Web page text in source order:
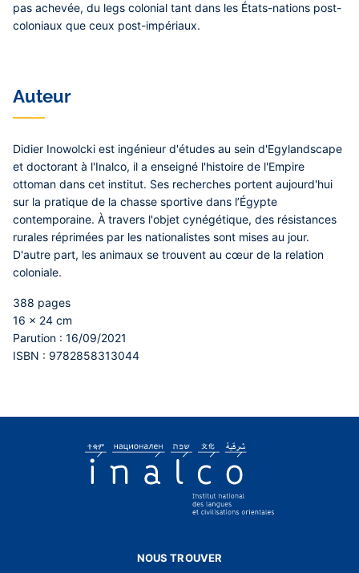
pas achevée, du legs colonial tant dans les États-nations post-
coloniaux que ceux post-impériaux.
Auteur
Didier Inowolcki est ingénieur d'études au sein d'Egylandscape
et doctorant à l'Inalco, il a enseigné l'histoire de l'Empire
ottoman dans cet institut. Ses recherches portent aujourd'hui
sur la pratique de la chasse sportive dans l’Égypte
contemporaine. À travers l'objet cynégétique, des résistances
rurales réprimées par les nationalistes sont mises au jour.
D'autre part, les animaux se trouvent au cœur de la relation
coloniale.
388 pages
16 x 24 cm
Parution : 16/09/2021
ISBN : 9782858313044
NOUS TROUVER